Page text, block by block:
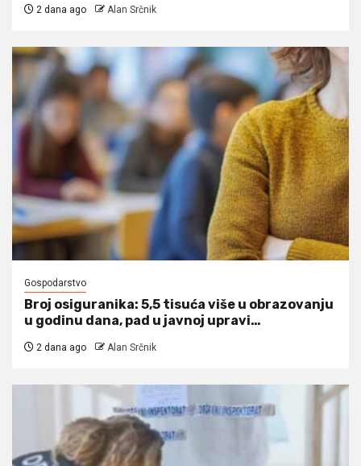
2 dana ago Alan Srčnik
Gospodarstvo
Broj osiguranika: 5,5 tisuća više u obrazovanju
u godinu dana, pad u javnoj upravi…
2 dana ago Alan Srčnik